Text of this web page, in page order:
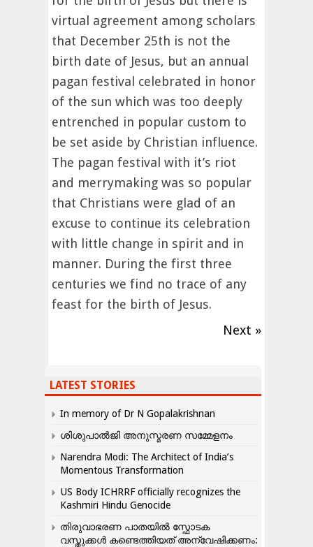
virtual agreement among scholars
that December 25th is not the
birth date of Jesus, but an annual
pagan festival celebrated in honor
of the sun which was too deeply
entrenched in popular custom to
be set aside by Christian influence.
The pagan festival with it’s riot
and merrymaking was so popular
that Christians were glad of an
excuse to continue its celebration
with little change in spirit and in
manner. During the first three
centuries we find no trace of any
feast for the birth of Jesus.
Next »
LATEST STORIES
In memory of Dr N Gopalakrishnan
ശിശുപാൽജി അനുസ്മരണ സമ്മേളനം
Narendra Modi: The Architect of India’s
Momentous Transformation
US Body ICHRRF officially recognizes the
Kashmiri Hindu Genocide
തിരുവാഭരണ പാതയിൽ സ്ഫോടക
വസ്തുക്കൾ കണ്ടെത്തിയത് അന്വേഷിക്കണം: